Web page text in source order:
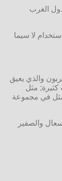
الغرب
لا سيما
والذي يعيق
كثيرة; مثل
في مجموعة
والصفير